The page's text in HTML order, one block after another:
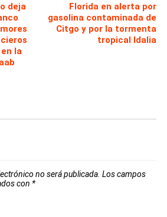
deja
la
Florida en alerta por
gasolina contaminada de
Citgo y por la tormenta
tropical Idalia
no será publicada. Los campos
con *